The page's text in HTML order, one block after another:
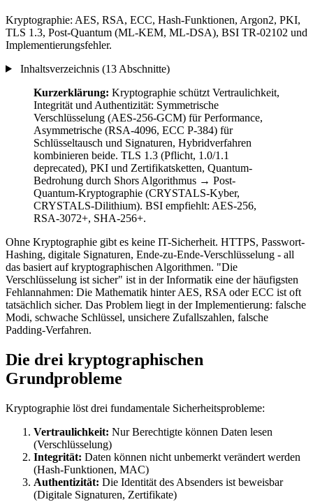
Kryptographie: AES, RSA, ECC, Hash-Funktionen, Argon2, PKI,
TLS 1.3, Post-Quantum (ML-KEM, ML-DSA), BSI TR-02102 und
Implementierungsfehler.
Inhaltsverzeichnis (13 Abschnitte)
Kurzerklärung: Kryptographie schützt Vertraulichkeit,
Integrität und Authentizität: Symmetrische
Verschlüsselung (AES-256-GCM) für Performance,
Asymmetrische (RSA-4096, ECC P-384) für
Schlüsseltausch und Signaturen, Hybridverfahren
kombinieren beide. TLS 1.3 (Pflicht, 1.0/1.1
deprecated), PKI und Zertifikatsketten, Quantum-
Bedrohung durch Shors Algorithmus → Post-
Quantum-Kryptographie (CRYSTALS-Kyber,
CRYSTALS-Dilithium). BSI empfiehlt: AES-256,
RSA-3072+, SHA-256+.
Ohne Kryptographie gibt es keine IT-Sicherheit. HTTPS, Passwort-
Hashing, digitale Signaturen, Ende-zu-Ende-Verschlüsselung - all
das basiert auf kryptographischen Algorithmen. "Die
Verschlüsselung ist sicher" ist in der Informatik eine der häufigsten
Fehlannahmen: Die Mathematik hinter AES, RSA oder ECC ist oft
tatsächlich sicher. Das Problem liegt in der Implementierung: falsche
Modi, schwache Schlüssel, unsichere Zufallszahlen, falsche
Padding-Verfahren.
Die drei kryptographischen
Grundprobleme
Kryptographie löst drei fundamentale Sicherheitsprobleme:
Vertraulichkeit: Nur Berechtigte können Daten lesen
(Verschlüsselung)
Integrität: Daten können nicht unbemerkt verändert werden
(Hash-Funktionen, MAC)
Authentizität: Die Identität des Absenders ist beweisbar
(Digitale Signaturen, Zertifikate)